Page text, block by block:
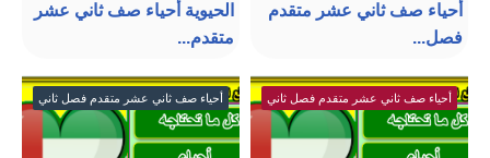
أحياء صف ثاني عشر متقدم
فصل...
الحيوية أحياء صف ثاني عشر
متقدم...
أحياء صف ثاني عشر متقدم فصل ثاني أحياء صف ثاني عشر متقدم فصل ثاني